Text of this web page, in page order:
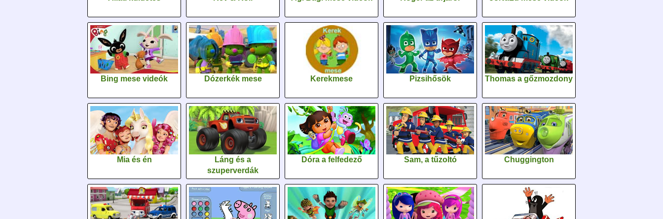
Bing mese videók Dózerkék mese Kerekmese Pizsihősök Thomas a gőzmozdony
Mia és én
Láng és a
szuperverdák
Dóra a felfedező Sam, a tűzoltó Chuggington